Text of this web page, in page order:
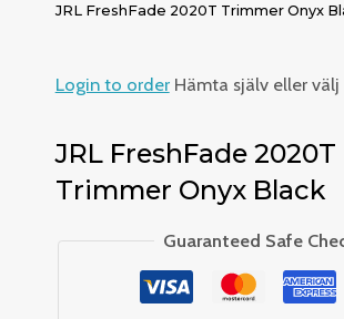
JRL FreshFade 2020T Trimmer Onyx
Login to order Hämta själv eller
JRL FreshFade 2020T
Trimmer Onyx Black
Guaranteed Safe